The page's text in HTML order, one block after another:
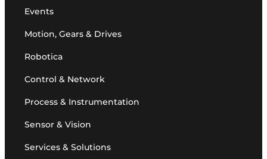
Events
Motion, Gears & Drives
Robotica
Control & Network
Process & Instrumentation
Sensor & Vision
Services & Solutions